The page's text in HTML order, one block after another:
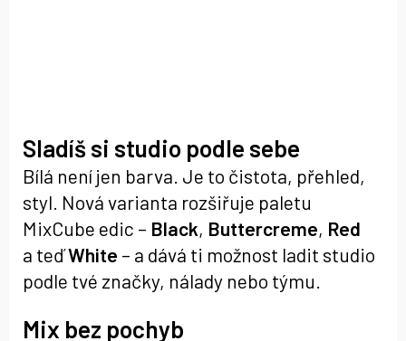
Sladíš si studio podle sebe
Bílá není jen barva. Je to čistota, přehled,
styl. Nová varianta rozšiřuje paletu
MixCube edic – Black, Buttercreme, Red
a teďWhite – a dává ti možnost ladit studio
podle tvé značky, nálady nebo týmu.
Mix bez pochyb